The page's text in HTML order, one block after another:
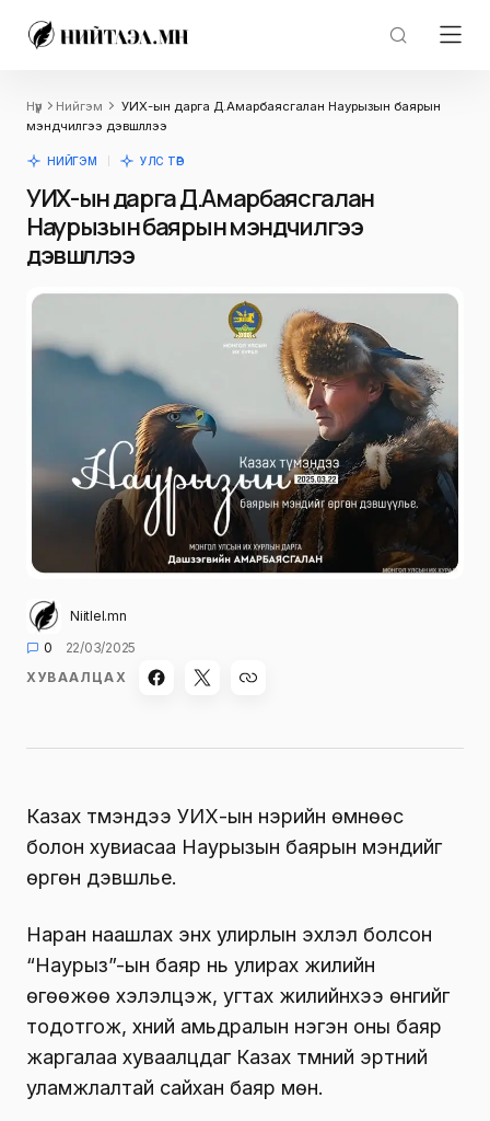
Нүүр Нийгэм
УИХ-ын дарга Д.Амарбаясгалан Наурызын баярын
мэндчилгээ дэвшүүллээ
НИЙГЭМ УЛС ТӨР
УИХ-ын дарга Д.Амарбаясгалан
Наурызын баярын мэндчилгээ
дэвшүүллээ
Niitlel.mn
0
22/03/2025
ХУВААЛЦАХ
Казах түмэндээ УИХ-ын нэрийн өмнөөс
болон хувиасаа Наурызын баярын мэндийг
өргөн дэвшүүлье.
Наран наашлах энх улирлын эхлэл болсон
“Наурыз”-ын баяр нь улирах жилийн
өгөөжөө хэлэлцэж, угтах жилийнхээ өнгийг
тодотгож, хүний амьдралын нэгэн оны баяр
жаргалаа хуваалцдаг Казах түмний эртний
уламжлалтай сайхан баяр мөн.